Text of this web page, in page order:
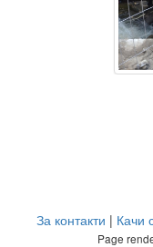
За контакти | Качи
Page